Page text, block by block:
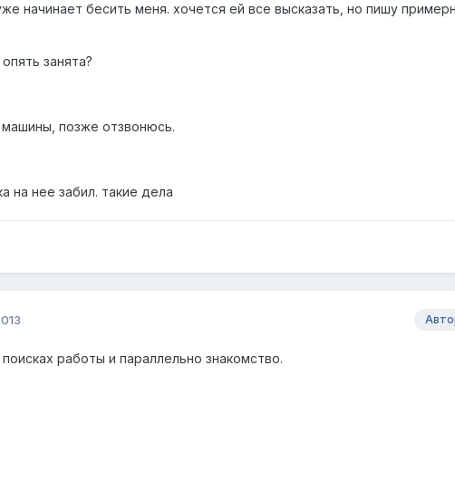
начинает бесить меня. хочется ей все высказать, но пишу
занята?
позже отзвонюсь.
на нее забил. такие дела
работы и параллельно знакомство.